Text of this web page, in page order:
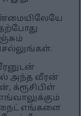
அந்த வீரன்
க்ரூசிபிள்
நைட் எங்களை